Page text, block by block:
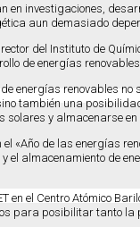
en investigaciones,
aun demasiado
del Instituto de
de energías
energías renovables
también una
y almacenarse
«Año de las energías
el almacenamiento de
el Centro Atómico
para posibilitar tanto la